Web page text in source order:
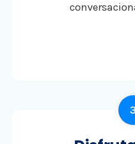
3